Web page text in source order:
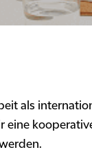
als
eine